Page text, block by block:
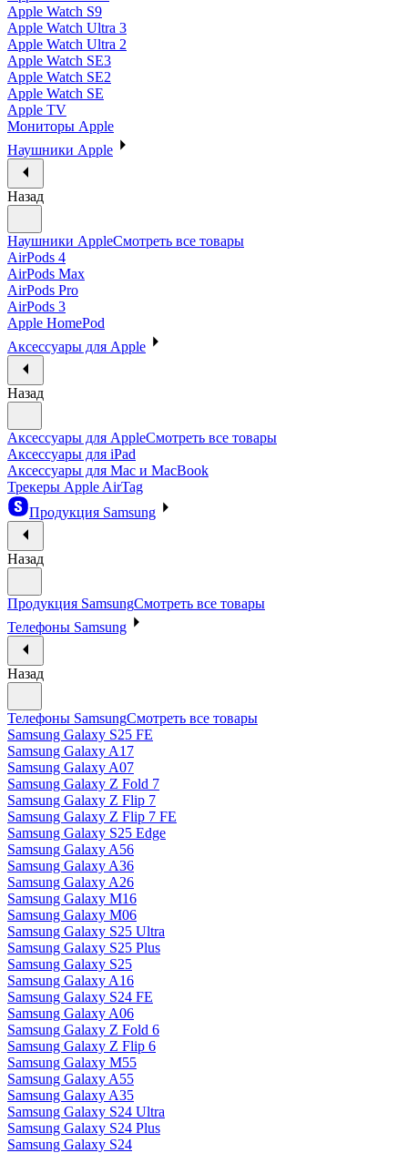
Apple Watch S9
Apple Watch Ultra 3
Apple Watch Ultra 2
Apple Watch SE3
Apple Watch SE2
Apple Watch SE
Apple TV
Мониторы Apple
Наушники Apple
Назад
Наушники AppleСмотреть все товары
AirPods 4
AirPods Max
AirPods Pro
AirPods 3
Apple HomePod
Аксессуары для Apple
Назад
Аксессуары для AppleСмотреть все товары
Аксессуары для iPad
Аксессуары для Mac и MacBook
Трекеры Apple AirTag
Продукция Samsung
Назад
Продукция SamsungСмотреть все товары
Телефоны Samsung
Назад
Телефоны SamsungСмотреть все товары
Samsung Galaxy S25 FE
Samsung Galaxy A17
Samsung Galaxy A07
Samsung Galaxy Z Fold 7
Samsung Galaxy Z Flip 7
Samsung Galaxy Z Flip 7 FE
Samsung Galaxy S25 Edge
Samsung Galaxy A56
Samsung Galaxy A36
Samsung Galaxy A26
Samsung Galaxy M16
Samsung Galaxy M06
Samsung Galaxy S25 Ultra
Samsung Galaxy S25 Plus
Samsung Galaxy S25
Samsung Galaxy A16
Samsung Galaxy S24 FE
Samsung Galaxy A06
Samsung Galaxy Z Fold 6
Samsung Galaxy Z Flip 6
Samsung Galaxy M55
Samsung Galaxy A55
Samsung Galaxy A35
Samsung Galaxy S24 Ultra
Samsung Galaxy S24 Plus
Samsung Galaxy S24